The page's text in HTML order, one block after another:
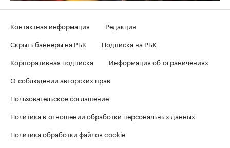
Контактная информация
Редакция
Скрыть баннеры на РБК
Подписка на РБК
Корпоративная подписка
Информация об ограничениях
О соблюдении авторских прав
Пользовательское соглашение
Политика в отношении обработки персональных данных
Политика обработки файлов cookie